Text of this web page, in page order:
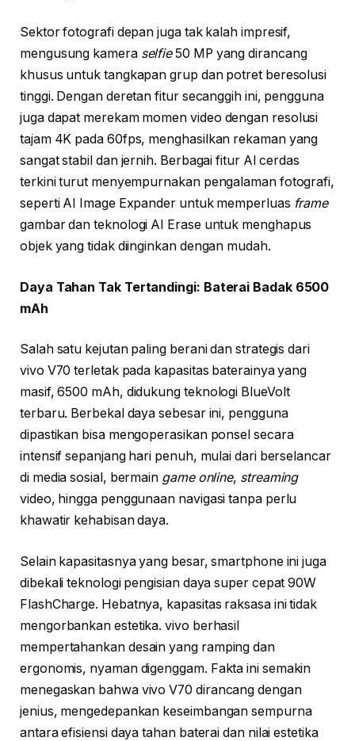
Sektor fotografi depan juga tak kalah impresif,
mengusung kamera selfie50 MP yang dirancang
khusus untuk tangkapan grup dan potret beresolusi
tinggi. Dengan deretan fitur secanggih ini, pengguna
juga dapat merekam momen video dengan resolusi
tajam 4K pada 60fps, menghasilkan rekaman yang
sangat stabil dan jernih. Berbagai fitur AI cerdas
terkini turut menyempurnakan pengalaman fotografi,
seperti AI Image Expander untuk memperluas frame
gambar dan teknologi AI Erase untuk menghapus
objek yang tidak diinginkan dengan mudah.
Daya Tahan Tak Tertandingi: Baterai Badak 6500
mAh
Salah satu kejutan paling berani dan strategis dari
vivo V70 terletak pada kapasitas baterainya yang
masif, 6500 mAh, didukung teknologi BlueVolt
terbaru. Berbekal daya sebesar ini, pengguna
dipastikan bisa mengoperasikan ponsel secara
intensif sepanjang hari penuh, mulai dari berselancar
di media sosial, bermain game online, streaming
video, hingga penggunaan navigasi tanpa perlu
khawatir kehabisan daya.
Selain kapasitasnya yang besar, smartphone ini juga
dibekali teknologi pengisian daya super cepat 90W
FlashCharge. Hebatnya, kapasitas raksasa ini tidak
mengorbankan estetika. vivo berhasil
mempertahankan desain yang ramping dan
ergonomis, nyaman digenggam. Fakta ini semakin
menegaskan bahwa vivo V70 dirancang dengan
jenius, mengedepankan keseimbangan sempurna
antara efisiensi daya tahan baterai dan nilai estetika